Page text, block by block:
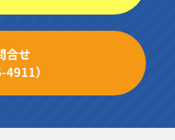
合せ
4911）